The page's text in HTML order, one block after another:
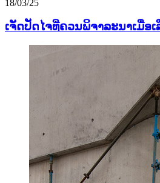
18/03/25
ເຈັດປັດໄຈທີ່ຄວນພິຈາລະນາເມື່ອເ